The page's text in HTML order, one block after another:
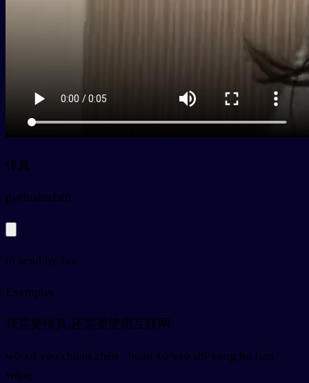
传真
pychuánzhēn
to send by fax
Exemples
我需要传真,还需要使用互联网
wǒ xū yào chuán zhēn , huán xū yào shǐ yòng hù lián
wǎng